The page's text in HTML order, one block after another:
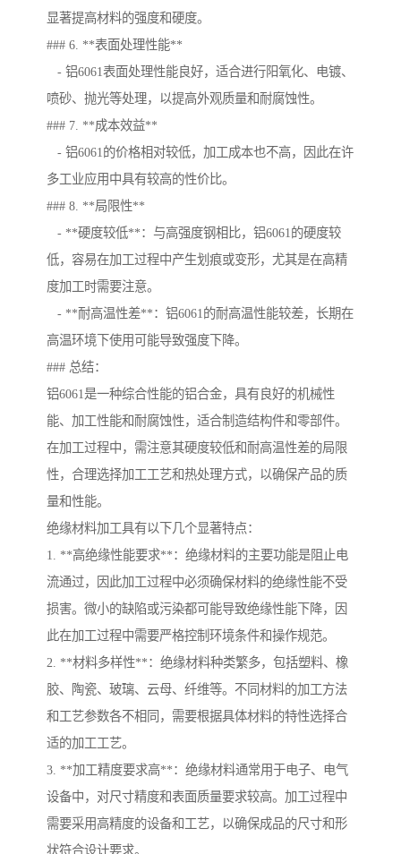
显著提高材料的强度和硬度。
### 6. **表面处理性能**
- 铝6061表面处理性能良好，适合进行阳氧化、电镀、
喷砂、抛光等处理，以提高外观质量和耐腐蚀性。
### 7. **成本效益**
- 铝6061的价格相对较低，加工成本也不高，因此在许
多工业应用中具有较高的性价比。
### 8. **局限性**
- **硬度较低**：与高强度钢相比，铝6061的硬度较
低，容易在加工过程中产生划痕或变形，尤其是在高精
度加工时需要注意。
- **耐高温性差**：铝6061的耐高温性能较差，长期在
高温环境下使用可能导致强度下降。
### 总结：
铝6061是一种综合性能的铝合金，具有良好的机械性
能、加工性能和耐腐蚀性，适合制造结构件和零部件。
在加工过程中，需注意其硬度较低和耐高温性差的局限
性，合理选择加工工艺和热处理方式，以确保产品的质
量和性能。
绝缘材料加工具有以下几个显著特点：
1. **高绝缘性能要求**：绝缘材料的主要功能是阻止电
流通过，因此加工过程中必须确保材料的绝缘性能不受
损害。微小的缺陷或污染都可能导致绝缘性能下降，因
此在加工过程中需要严格控制环境条件和操作规范。
2. **材料多样性**：绝缘材料种类繁多，包括塑料、橡
胶、陶瓷、玻璃、云母、纤维等。不同材料的加工方法
和工艺参数各不相同，需要根据具体材料的特性选择合
适的加工工艺。
3. **加工精度要求高**：绝缘材料通常用于电子、电气
设备中，对尺寸精度和表面质量要求较高。加工过程中
需要采用高精度的设备和工艺，以确保成品的尺寸和形
状符合设计要求。